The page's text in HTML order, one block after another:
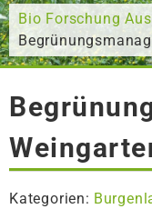
Bio Forschung
Kategorien: